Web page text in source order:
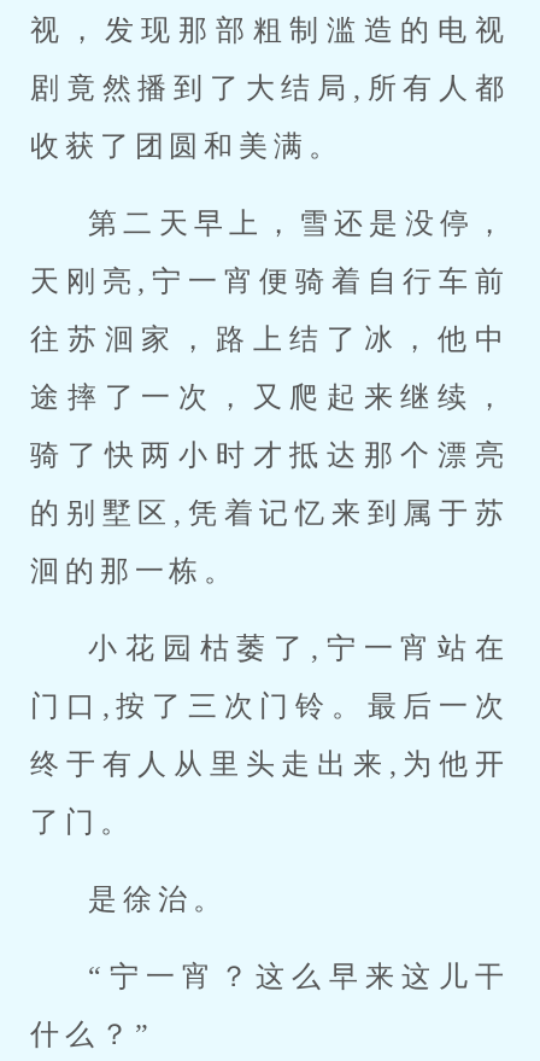
视，发现那部粗制滥造的电视
剧竟然播到了大结局,所有人都
收获了团圆和美满。
第二天早上，雪还是没停，
天刚亮,宁一宵便骑着自行车前
往苏洄家，路上结了冰，他中
途摔了一次，又爬起来继续，
骑了快两小时才抵达那个漂亮
的别墅区,凭着记忆来到属于苏
洄的那一栋。
小花园枯萎了,宁一宵站在
门口,按了三次门铃。最后一次
终于有人从里头走出来,为他开
了门。
是徐治。
“宁一宵？这么早来这儿干
什么？”